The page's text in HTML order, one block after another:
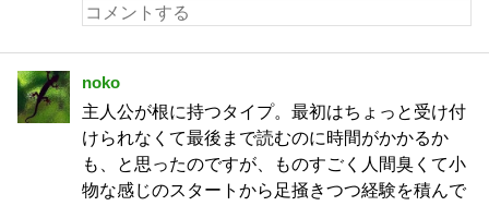
noko
主人公が根に持つタイプ。最初はちょっと受け付
けられなくて最後まで読むのに時間がかかるか
も、と思ったのですが、ものすごく人間臭くて小
物な感じのスタートから足掻きつつ経験を積んで